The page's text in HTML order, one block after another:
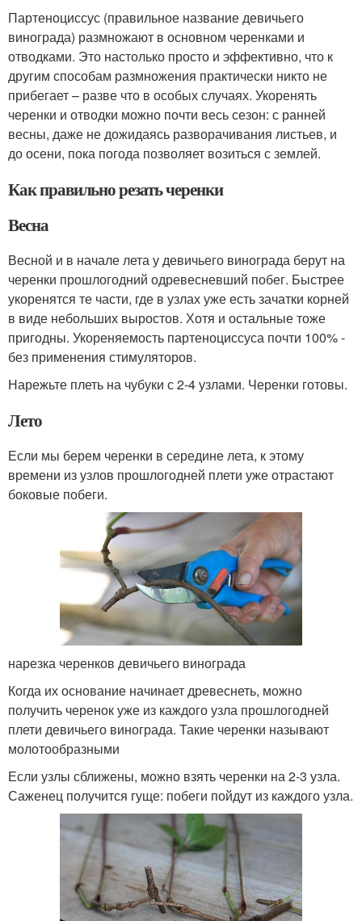
Партеноциссус (правильное название девичьего
винограда) размножают в основном черенками и
отводками. Это настолько просто и эффективно, что к
другим способам размножения практически никто не
прибегает – разве что в особых случаях. Укоренять
черенки и отводки можно почти весь сезон: с ранней
весны, даже не дожидаясь разворачивания листьев, и
до осени, пока погода позволяет возиться с землей.
Как правильно резать черенки
Весна
Весной и в начале лета у девичьего винограда берут на
черенки прошлогодний одревесневший побег. Быстрее
укоренятся те части, где в узлах уже есть зачатки корней
в виде небольших выростов. Хотя и остальные тоже
пригодны. Укореняемость партеноциссуса почти 100% -
без применения стимуляторов.
Нарежьте плеть на чубуки с 2-4 узлами. Черенки готовы.
Лето
Если мы берем черенки в середине лета, к этому
времени из узлов прошлогодней плети уже отрастают
боковые побеги.
нарезка черенков девичьего винограда
Когда их основание начинает древеснеть, можно
получить черенок уже из каждого узла прошлогодней
плети девичьего винограда. Такие черенки называют
молотообразными
Если узлы сближены, можно взять черенки на 2-3 узла.
Саженец получится гуще: побеги пойдут из каждого узла.